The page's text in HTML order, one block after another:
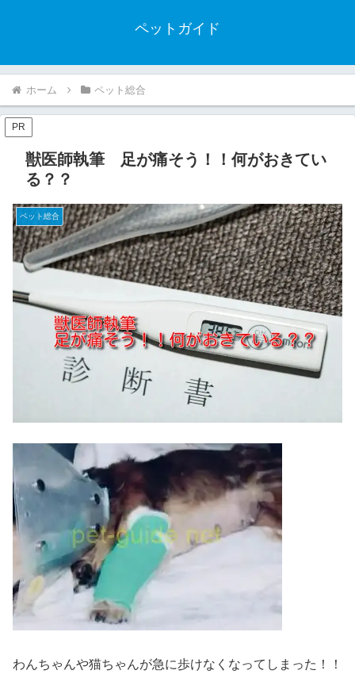
ペットガイド
ホーム ペット総合
PR
獣医師執筆 足が痛そう！！何がおきてい
る？？
ペット総合
わんちゃんや猫ちゃんが急に歩けなくなってしまった！！